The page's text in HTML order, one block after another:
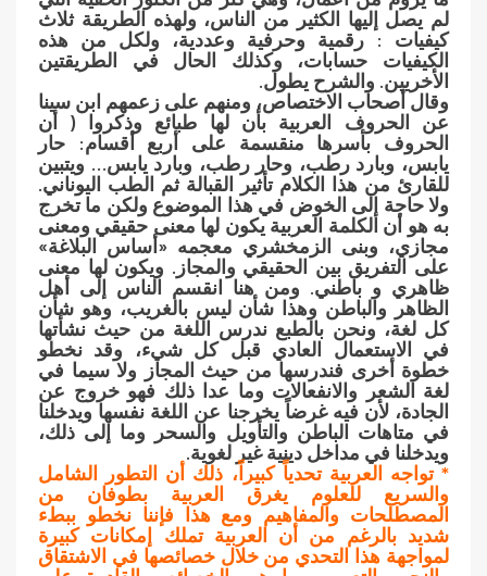
لم يصل إليها الكثير من الناس، ولهذه الطريقة ثلاث
كيفيات : رقمية وحرفية وعددية، ولكل من هذه
الكيفيات حسابات، وكذلك الحال في الطريقتين
الأخريين. والشرح يطول.
وقال أصحاب الاختصاص، ومنهم على زعمهم ابن سينا
عن الحروف العربية بأن لها طبائع وذكروا ( أن
الحروف بأسرها منقسمة على أربع أقسام: حار
يابس، وبارد رطب، وحار رطب، وبارد يابس… ويتبين
للقارئ من هذا الكلام تأثير القبالة ثم الطب اليوناني.
ولا حاجة إلى الخوض في هذا الموضوع ولكن ما تخرج
به هو أن الكلمة العربية يكون لها معنى حقيقي ومعنى
مجازي، وبنى الزمخشري معجمه «أساس البلاغة»
على التفريق بين الحقيقي والمجاز. ويكون لها معنى
ظاهري و باطني. ومن هنا انقسم الناس إلى أهل
الظاهر والباطن وهذا شأن ليس بالغريب، وهو شأن
كل لغة، ونحن بالطبع ندرس اللغة من حيث نشأتها
في الاستعمال العادي قبل كل شيء، وقد نخطو
خطوة أخرى فندرسها من حيث المجاز ولا سيما في
لغة الشعر والانفعالات وما عدا ذلك فهو خروج عن
الجادة، لأن فيه غرضاً يخرجنا عن اللغة نفسها ويدخلنا
في متاهات الباطن والتأويل والسحر وما إلى ذلك،
ويدخلنا في مداخل دينية غير لغوية.
* تواجه العربية تحدياً كبيراً، ذلك أن التطور الشامل
والسريع للعلوم يغرق العربية بطوفان من
المصطلحات والمفاهيم ومع هذا فإننا نخطو ببطء
شديد بالرغم من أن العربية تملك إمكانات كبيرة
لمواجهة هذا التحدي من خلال خصائصها في الاشتقاق